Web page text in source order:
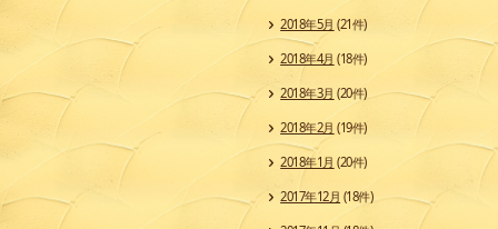
2018年5月 (21件)
2018年4月 (18件)
2018年3月 (20件)
2018年2月 (19件)
2018年1月 (20件)
2017年12月 (18件)